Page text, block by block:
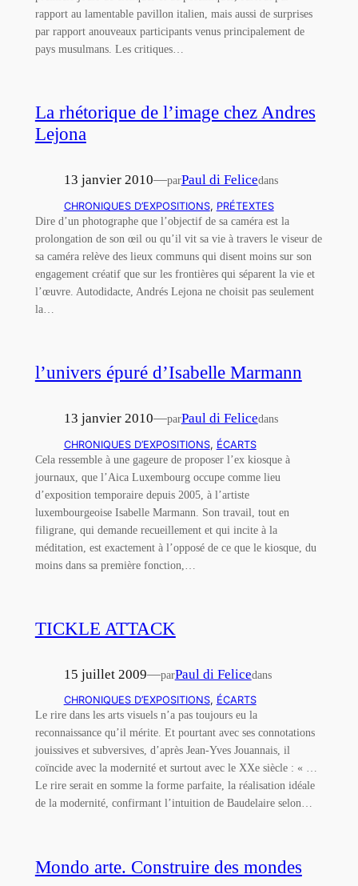
rapport au lamentable pavillon italien, mais aussi de surprises
par rapport anouveaux participants venus principalement de
pays musulmans. Les critiques…
La rhétorique de l’image chez Andres
Lejona
13 janvier 2010—parPaul di Felicedans
CHRONIQUES D’EXPOSITIONS, PRÉTEXTES
Dire d’un photographe que l’objectif de sa caméra est la
prolongation de son œil ou qu’il vit sa vie à travers le viseur de
sa caméra relève des lieux communs qui disent moins sur son
engagement créatif que sur les frontières qui séparent la vie et
l’œuvre. Autodidacte, Andrés Lejona ne choisit pas seulement
la…
l’univers épuré d’Isabelle Marmann
13 janvier 2010—parPaul di Felicedans
CHRONIQUES D’EXPOSITIONS, ÉCARTS
Cela ressemble à une gageure de proposer l’ex kiosque à
journaux, que l’Aica Luxembourg occupe comme lieu
d’exposition temporaire depuis 2005, à l’artiste
luxembourgeoise Isabelle Marmann. Son travail, tout en
filigrane, qui demande recueillement et qui incite à la
méditation, est exactement à l’opposé de ce que le kiosque, du
moins dans sa première fonction,…
TICKLE ATTACK
15 juillet 2009—parPaul di Felicedans
CHRONIQUES D’EXPOSITIONS, ÉCARTS
Le rire dans les arts visuels n’a pas toujours eu la
reconnaissance qu’il mérite. Et pourtant avec ses connotations
jouissives et subversives, d’après Jean-Yves Jouannais, il
coïncide avec la modernité et surtout avec le XXe siècle : « …
Le rire serait en somme la forme parfaite, la réalisation idéale
de la modernité, confirmant l’intuition de Baudelaire selon…
Mondo arte. Construire des mondes